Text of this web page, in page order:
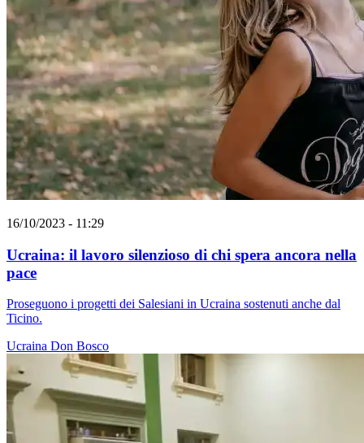
16/10/2023 - 11:29
Ucraina: il lavoro silenzioso di chi spera ancora nella
pace
Proseguono i progetti dei Salesiani in Ucraina sostenuti anche dal
Ticino.
Ucraina Don Bosco